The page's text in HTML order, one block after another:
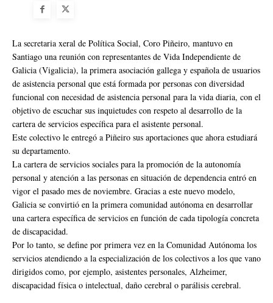
La secretaria xeral de Política Social, Coro Piñeiro, mantuvo en
Santiago una reunión con representantes de Vida Independiente de
Galicia (Vigalicia), la primera asociación gallega y española de usuarios
de asistencia personal que está formada por personas con diversidad
funcional con necesidad de asistencia personal para la vida diaria, con el
objetivo de escuchar sus inquietudes con respeto al desarrollo de la
cartera de servicios específica para el asistente personal.
Este colectivo le entregó a Piñeiro sus aportaciones que ahora estudiará
su departamento.
La cartera de servicios sociales para la promoción de la autonomía
personal y atención a las personas en situación de dependencia entró en
vigor el pasado mes de noviembre. Gracias a este nuevo modelo,
Galicia se convirtió en la primera comunidad autónoma en desarrollar
una cartera específica de servicios en función de cada tipología concreta
de discapacidad.
Por lo tanto, se define por primera vez en la Comunidad Autónoma los
servicios atendiendo a la especialización de los colectivos a los que vano
dirigidos como, por ejemplo, asistentes personales, Alzheimer,
discapacidad física o intelectual, daño cerebral o parálisis cerebral.